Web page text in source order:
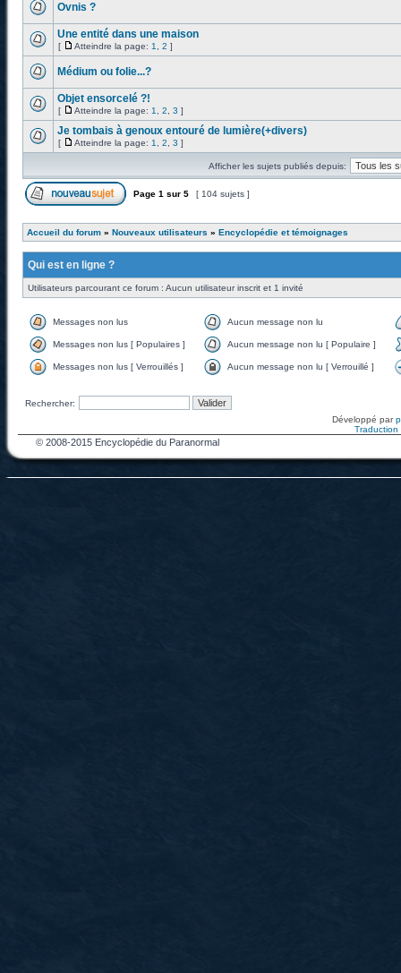
Ovnis ?
Une entité dans une maison
[ Atteindre la page: 1 2 ]
Médium ou folie...?
Objet ensorcelé ?!
[ Atteindre la page: 1 2 3 ]
Je tombais à genoux entouré de lumière(+divers)
[ Atteindre la page: 1 2 3 ]
Afficher les sujets publiés depuis:
Page 1 sur 5 [ 104 sujets ]
Accueil du forum » Nouveaux utilisateurs » Encyclopédie et témoignages
Qui est en ligne ?
Utilisateurs parcourant ce forum : Aucun utilisateur inscrit et 1 invité
Messages non lus Aucun message non lu
Messages non lus [ Populaires ] Aucun message non lu [ Populaire ]
Messages non lus [ Verrouillés ] Aucun message non lu [ Verrouillé ]
Rechercher:
Développé par
Traduction
© 2008-2015 Encyclopédie du Paranormal